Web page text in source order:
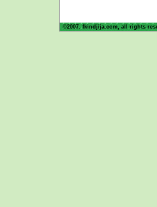
©2007. fkindjija.com, all rights